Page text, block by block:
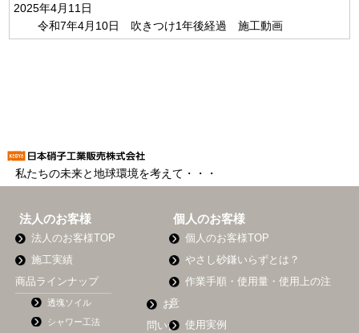
2025年4月11日
令和7年4月10日 吹きつけ1年後経過 施工動画
私たちの未来と地球環境を考えて・・・
法人のお客様
法人のお客様TOP
施工実績
商品ラインナップ
透塊ソイル
シャワー工法
お
問い合
個人のお客様
個人のお客様TOP
やさし砂鎌いらずとは？
作業手順・使用量・使用上の注
意
使用実例